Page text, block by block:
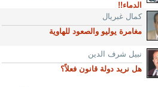
الدماء!!
كمال غبريال
مغامرة يوليو والصعود للهاوية
نبيل شرف الدين
هل نريد دولة قانون فعلاً؟